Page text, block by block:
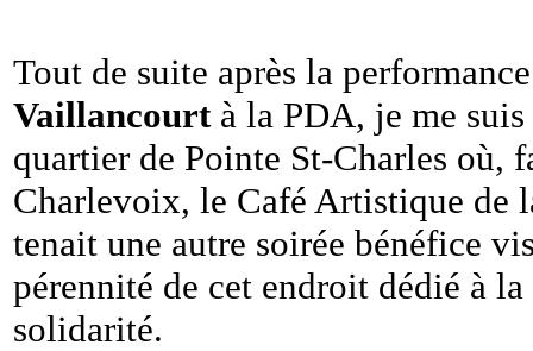
Tout de suite après la
Vaillancourtà la PDA, je me suis
quartier de Pointe St-Charles où,
Charlevoix, le Café Artistique de
tenait une autre soirée bénéfice
pérennité de cet endroit dédié à
solidarité.